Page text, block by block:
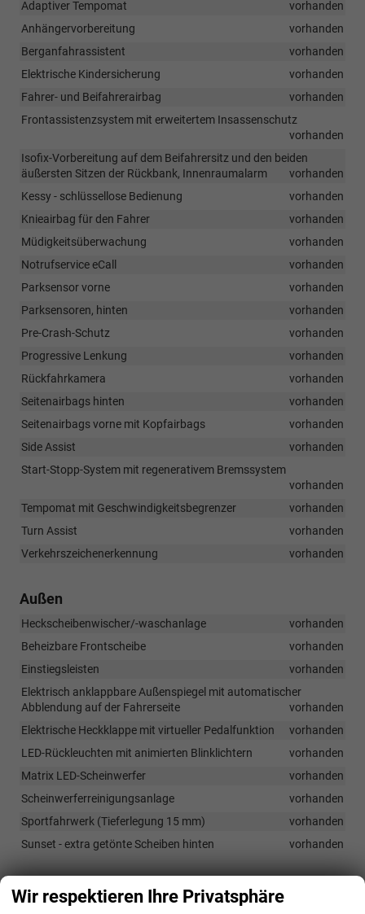
Adaptiver Tempomat
vorhanden
Anhängervorbereitung
vorhanden
Berganfahrassistent
vorhanden
Elektrische Kindersicherung
vorhanden
Fahrer- und Beifahrerairbag
vorhanden
Frontassistenzsystem mit erweitertem Insassenschutz
vorhanden
Isofix-Vorbereitung auf dem Beifahrersitz und den beiden
äußersten Sitzen der Rückbank, Innenraumalarm
vorhanden
Kessy - schlüssellose Bedienung
vorhanden
Knieairbag für den Fahrer
vorhanden
Müdigkeitsüberwachung
vorhanden
Notrufservice eCall
vorhanden
Parksensor vorne
vorhanden
Parksensoren, hinten
vorhanden
Pre-Crash-Schutz
vorhanden
Progressive Lenkung
vorhanden
Rückfahrkamera
vorhanden
Seitenairbags hinten
vorhanden
Seitenairbags vorne mit Kopfairbags
vorhanden
Side Assist
vorhanden
Start-Stopp-System mit regenerativem Bremssystem
vorhanden
Tempomat mit Geschwindigkeitsbegrenzer
vorhanden
Turn Assist
vorhanden
Verkehrszeichenerkennung
vorhanden
Außen
Heckscheibenwischer/-waschanlage
vorhanden
Beheizbare Frontscheibe
vorhanden
Einstiegsleisten
vorhanden
Elektrisch anklappbare Außenspiegel mit automatischer
Abblendung auf der Fahrerseite
vorhanden
Elektrische Heckklappe mit virtueller Pedalfunktion
vorhanden
LED-Rückleuchten mit animierten Blinklichtern
vorhanden
Matrix LED-Scheinwerfer
vorhanden
Scheinwerferreinigungsanlage
vorhanden
Sportfahrwerk (Tieferlegung 15 mm)
vorhanden
Sunset - extra getönte Scheiben hinten
vorhanden
Räder & Technik
Wir respektieren Ihre Privatsphäre